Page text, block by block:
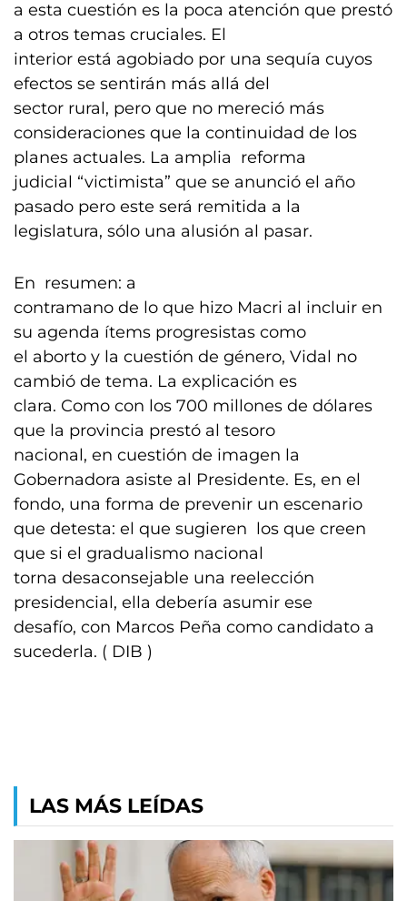
a esta cuestión es la poca atención que prestó
a otros temas cruciales. El
interior está agobiado por una sequía cuyos
efectos se sentirán más allá del
sector rural, pero que no mereció más
consideraciones que la continuidad de los
planes actuales. La amplia reforma
judicial “victimista” que se anunció el año
pasado pero este será remitida a la
legislatura, sólo una alusión al pasar.
En resumen: a
contramano de lo que hizo Macri al incluir en
su agenda ítems progresistas como
el aborto y la cuestión de género, Vidal no
cambió de tema. La explicación es
clara. Como con los 700 millones de dólares
que la provincia prestó al tesoro
nacional, en cuestión de imagen la
Gobernadora asiste al Presidente. Es, en el
fondo, una forma de prevenir un escenario
que detesta: el que sugieren los que creen
que si el gradualismo nacional
torna desaconsejable una reelección
presidencial, ella debería asumir ese
desafío, con Marcos Peña como candidato a
sucederla. ( DIB )
LAS MÁS LEÍDAS